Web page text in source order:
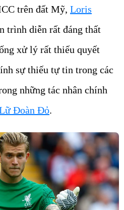
trên đất Mỹ, Loris
trình diễn rất đáng thất
xử lý rất thiếu quyết
sự thiếu tự tin trong các
những tác nhân chính
Đoàn Đỏ.